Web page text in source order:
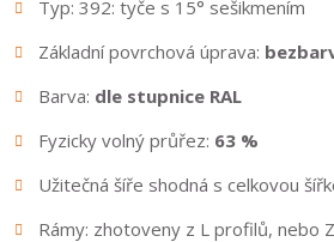
Typ: 392: tyče s 15° sešikmením
Základní povrchová úprava:
Barva: dle stupnice RAL
Fyzicky volný průřez: 63 %
Užitečná šíře shodná s celkovou
Rámy: zhotoveny z L profilů, nebo